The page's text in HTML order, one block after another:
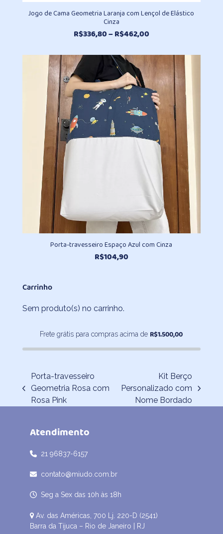
Jogo de Cama Geometria Laranja com Lençol de Elástico
Cinza
R$336,80–R$462,00Faixa
preço:
R$336,80
através
R$462,00
Porta-travesseiro Espaço Azul com Cinza
R$104,90
Carrinho
Sem produto(s) no carrinho.
Frete grátis para compras acima de R$1.500,00
previous
post:
Porta-travesseiro
Geometria Rosa com
Rosa Pink
next
post:
Kit Berço
Personalizado com
Nome Bordado
Atendimento
21 96837-6157
contato@miudo.com.br
Seg a Sex das 10h às 18h
Av. das Américas, 700 Lj. 220-D (2541)
Barra da Tijuca – Rio de Janeiro | RJ